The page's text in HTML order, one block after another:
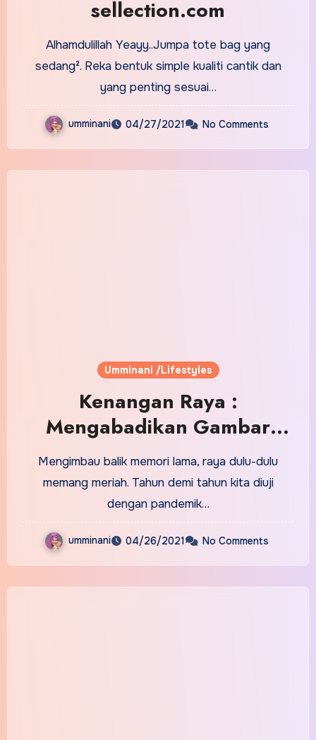
sellection.com
Alhamdulillah Yeayy..Jumpa tote bag yang
sedang². Reka bentuk simple kualiti cantik dan
yang penting sesuai…
umminani 04/27/2021 No Comments
Umminani /Lifestyles
Kenangan Raya :
Mengabadikan Gambar
Sambutan Raya 2011-2022
Mengimbau balik memori lama, raya dulu-dulu
memang meriah. Tahun demi tahun kita diuji
dengan pandemik…
umminani 04/26/2021 No Comments